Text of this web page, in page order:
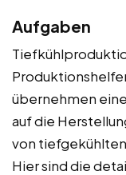
Aufgaben
übernehmen
auf die
von
Hier sind die